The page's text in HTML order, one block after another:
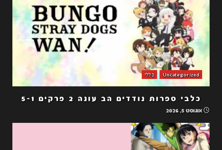
Uncategorized כללי
כלבי ספרות נודדים הב עונה 2 פרקים 5-1
אוגוסט 5, 2026